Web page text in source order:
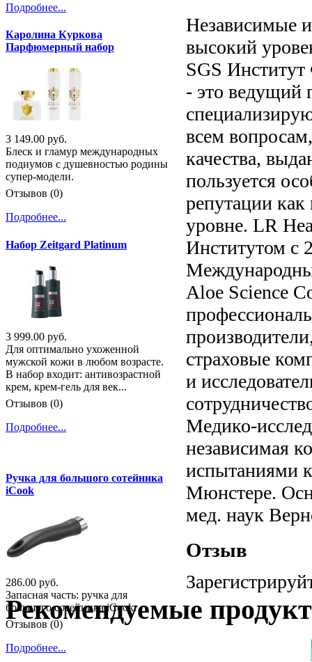
Независимые
высокий
SGS
- это ведущий
всем
качества,
пользуется
репутации
уровне. LR
Институтом с
Aloe Science
страховые
и
Медико-
независимая
испытаниями
Мюнстере.
мед. наук
Отзыв
Подробнее...
Каролина Куркова
Парфюмерный набор
3 149.00 руб.
Блеск и гламур международных
подиумов с душевностью родины
супер-модели.
Отзывов (0)
Подробнее...
Набор Zeitgard Platinum
3 999.00 руб.
Для оптимально ухоженной
мужской кожи в любом возрасте.
В набор входит: антивозрастной
крем, крем-гель для век...
Отзывов (0)
Подробнее...
Ручка для большого сотейника
iCook
286.00 руб.
Запасная часть: ручка для
большого сотейника iCook.
Отзывов (0)
Подробнее...
Рекомендуемые